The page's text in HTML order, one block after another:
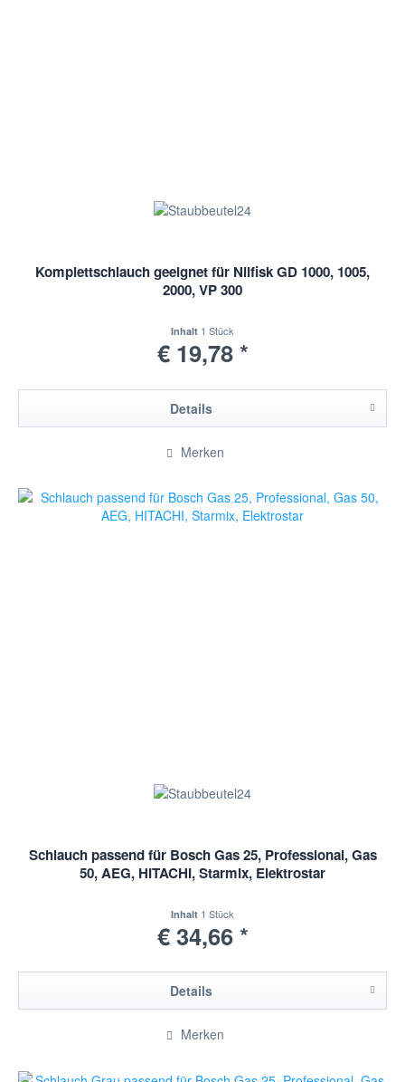
Komplettschlauch geeignet für Nilfisk GD 1000, 1005,
2000, VP 300
Inhalt 1 Stück
€ 19,78 *
Details
Merken
Schlauch passend für Bosch Gas 25, Professional, Gas
50, AEG, HITACHI, Starmix, Elektrostar
Inhalt 1 Stück
€ 34,66 *
Details
Merken